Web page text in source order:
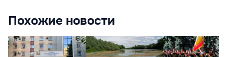
Похожие новости